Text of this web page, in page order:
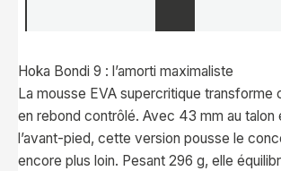
Hoka Bondi 9 : l’amorti maximaliste
La mousse EVA supercritique transforme
en rebond contrôlé. Avec 43 mm au talon
l’avant-pied, cette version pousse le
encore plus loin. Pesant 296 g, elle